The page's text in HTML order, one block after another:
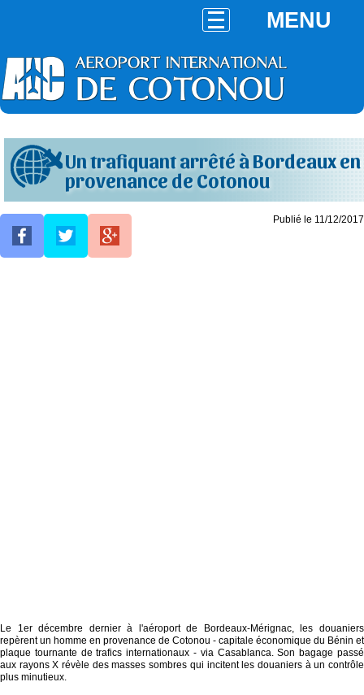
MENU
Un trafiquant arrêté à Bordeaux en
provenance de Cotonou
Publié le 11/12/2017
Le 1er décembre dernier à l'aéroport de Bordeaux-Mérignac, les douaniers
repèrent un homme en provenance de Cotonou - capitale économique du Bénin et
plaque tournante de trafics internationaux - via Casablanca. Son bagage passé
aux rayons X révèle des masses sombres qui incitent les douaniers à un contrôle
plus minutieux.